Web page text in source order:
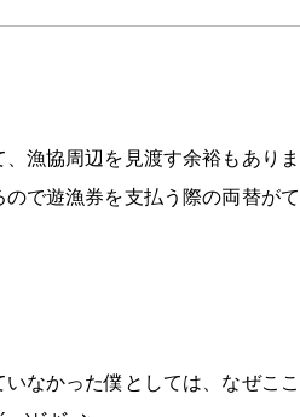
漁協周辺を見渡す余裕もありま
で遊漁券を支払う際の両替がて
なかった僕としては、なぜここ